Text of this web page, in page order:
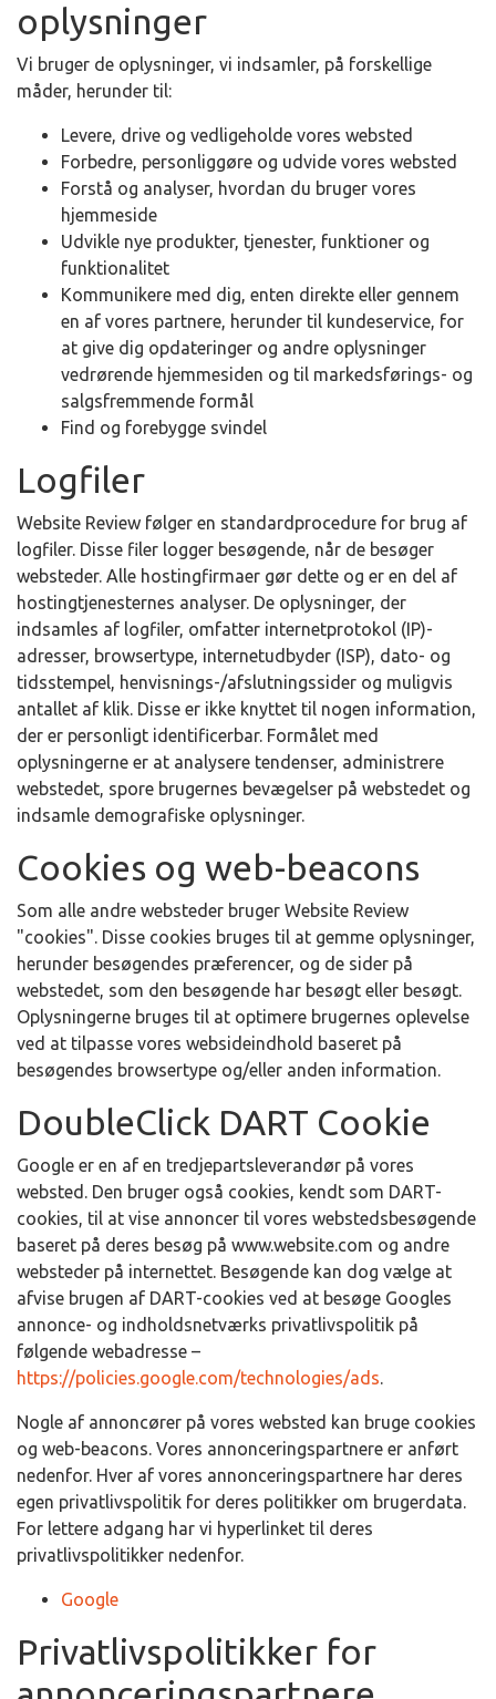
oplysninger
Vi bruger de oplysninger, vi indsamler, på forskellige
måder, herunder til:
Levere, drive og vedligeholde vores websted
Forbedre, personliggøre og udvide vores websted
Forstå og analyser, hvordan du bruger vores
hjemmeside
Udvikle nye produkter, tjenester, funktioner og
funktionalitet
Kommunikere med dig, enten direkte eller gennem
en af vores partnere, herunder til kundeservice, for
at give dig opdateringer og andre oplysninger
vedrørende hjemmesiden og til markedsførings- og
salgsfremmende formål
Find og forebygge svindel
Logfiler
Website Review følger en standardprocedure for brug af
logfiler. Disse filer logger besøgende, når de besøger
websteder. Alle hostingfirmaer gør dette og er en del af
hostingtjenesternes analyser. De oplysninger, der
indsamles af logfiler, omfatter internetprotokol (IP)-
adresser, browsertype, internetudbyder (ISP), dato- og
tidsstempel, henvisnings-/afslutningssider og muligvis
antallet af klik. Disse er ikke knyttet til nogen information,
der er personligt identificerbar. Formålet med
oplysningerne er at analysere tendenser, administrere
webstedet, spore brugernes bevægelser på webstedet og
indsamle demografiske oplysninger.
Cookies og web-beacons
Som alle andre websteder bruger Website Review
"cookies". Disse cookies bruges til at gemme oplysninger,
herunder besøgendes præferencer, og de sider på
webstedet, som den besøgende har besøgt eller besøgt.
Oplysningerne bruges til at optimere brugernes oplevelse
ved at tilpasse vores websideindhold baseret på
besøgendes browsertype og/eller anden information.
DoubleClick DART Cookie
Google er en af en tredjepartsleverandør på vores
websted. Den bruger også cookies, kendt som DART-
cookies, til at vise annoncer til vores webstedsbesøgende
baseret på deres besøg på www.website.com og andre
websteder på internettet. Besøgende kan dog vælge at
afvise brugen af DART-cookies ved at besøge Googles
annonce- og indholdsnetværks privatlivspolitik på
følgende webadresse –
https://policies.google.com/technologies/ads.
Nogle af annoncører på vores websted kan bruge cookies
og web-beacons. Vores annonceringspartnere er anført
nedenfor. Hver af vores annonceringspartnere har deres
egen privatlivspolitik for deres politikker om brugerdata.
For lettere adgang har vi hyperlinket til deres
privatlivspolitikker nedenfor.
Google
Privatlivspolitikker for